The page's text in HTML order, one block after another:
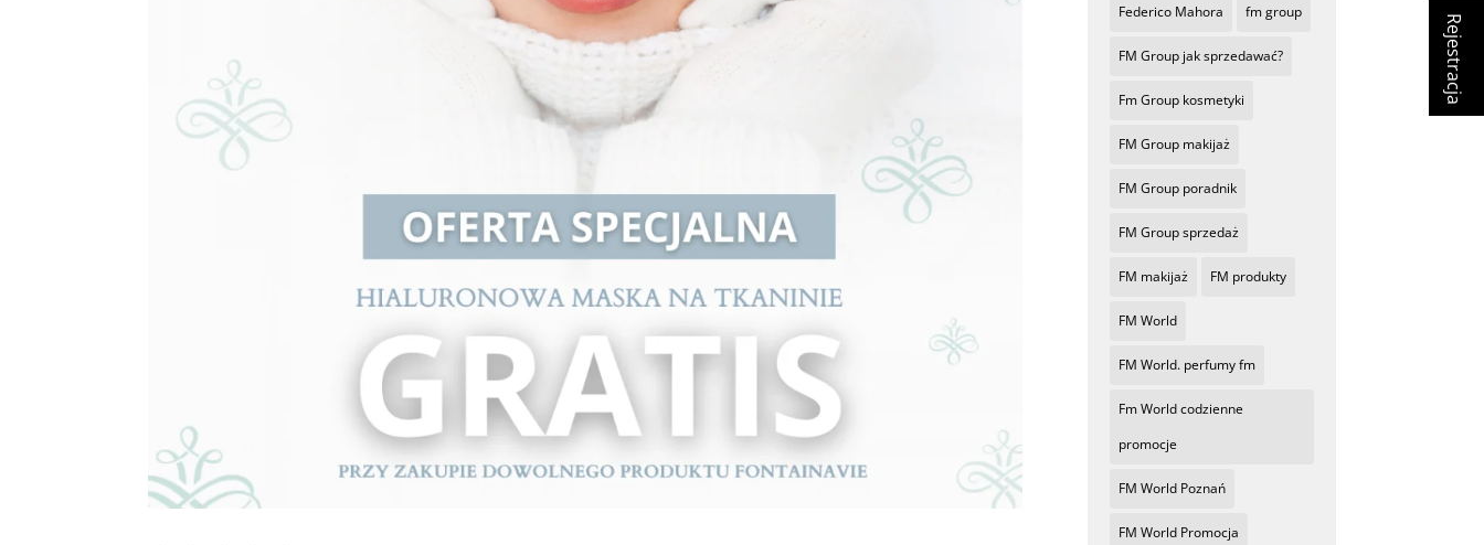
Rejestracja
Federico Mahora fm group
FM Group jak sprzedawać?
Fm Group kosmetyki
FM Group makijaż
FM Group poradnik
FM Group sprzedaż
FM makijaż FM produkty
FM World
FM World. perfumy fm
Fm World codzienne
promocje
FM World Poznań
FM World Promocja